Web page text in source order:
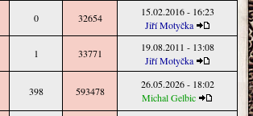
0 32654
15.02.2016 - 16:23
Jiří Motyčka
1 33771
19.08.2011 - 13:08
Jiří Motyčka
398 593478
26.05.2026 - 18:02
Michal Gelbic